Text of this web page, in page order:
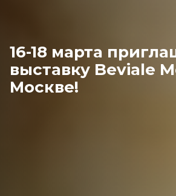
16-18 марта
выставку Beviale
Москве!